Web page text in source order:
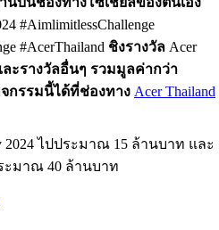
#AimlimitlessChallenge
#AcerThailand ชิงรางวัล Acer
ละรางวัลอื่นๆ รวมมูลค่ากว่า
กรรมนี้ได้ที่ช่องทาง Acer Thailand
2024 ไปประมาณ 15 ล้านบาท และ
ะมาณ 40 ล้านบาท